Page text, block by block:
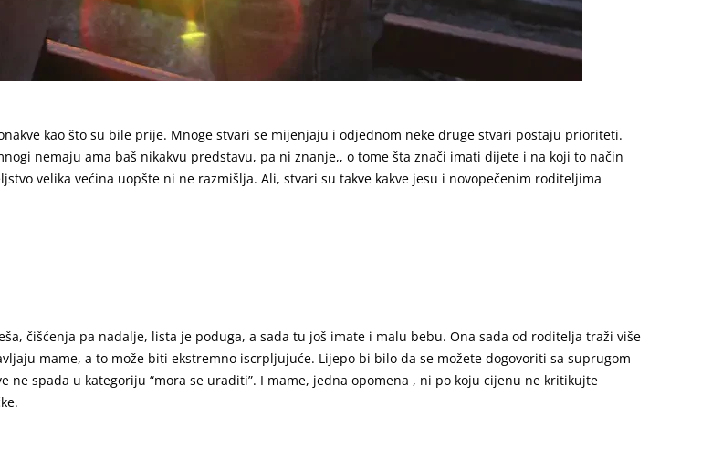
kao što su bile prije. Mnoge stvari se mijenjaju i odjednom neke druge stvari postaju prioriteti.
nemaju ama baš nikakvu predstavu, pa ni znanje,, o tome šta znači imati dijete i na koji to način
velika većina uopšte ni ne razmišlja. Ali, stvari su takve kakve jesu i novopečenim roditeljima
čišćenja pa nadalje, lista je poduga, a sada tu još imate i malu bebu. Ona sada od roditelja traži više
mame, a to može biti ekstremno iscrpljujuće. Lijepo bi bilo da se možete dogovoriti sa suprugom
spada u kategoriju “mora se uraditi”. I mame, jedna opomena , ni po koju cijenu ne kritikujte